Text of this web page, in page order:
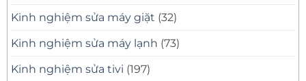
Kinh nghiệm sửa máy giặt (32)
Kinh nghiệm sửa máy lạnh (73)
Kinh nghiệm sửa tivi (197)